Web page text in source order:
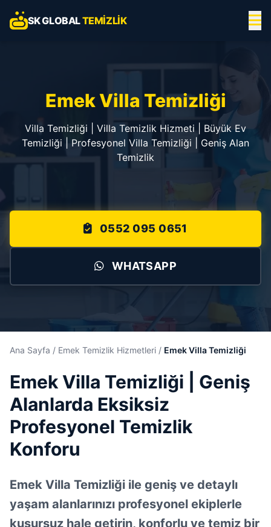
SK GLOBALTEMIZLIK
Emek Villa Temizliği
Villa Temizliği | Villa Temizlik Hizmeti | Büyük Ev
Temizliği | Profesyonel Villa Temizliği | Geniş Alan
Temizlik
0552 095 0651
WHATSAPP
Ana Sayfa / Emek Temizlik Hizmetleri / Emek Villa Temizliği
Emek Villa Temizliği | Geniş
Alanlarda Eksiksiz
Profesyonel Temizlik
Konforu
Emek Villa Temizliği ile geniş ve detaylı
yaşam alanlarınızı profesyonel ekiplerle
kusursuz hale getirin, konforlu ve temiz bir